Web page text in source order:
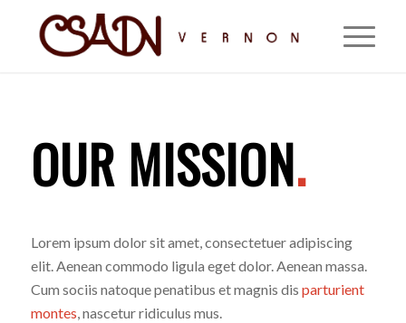
OUR MISSION.
Lorem ipsum dolor sit amet, consectetuer adipiscing
elit. Aenean commodo ligula eget dolor. Aenean massa.
Cum sociis natoque penatibus et magnis dis parturient
montes , nascetur ridiculus mus.